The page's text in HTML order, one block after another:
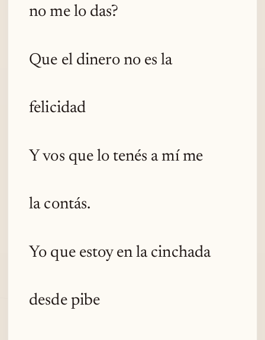
no me lo das?
Que el dinero no es la
felicidad
Y vos que lo tenés a mí me
la contás.
Yo que estoy en la cinchada
desde pibe